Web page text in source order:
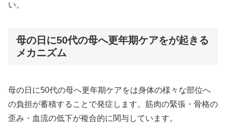
い。
母の日に50代の母へ更年期ケアをが起きる
メカニズム
母の日に50代の母へ更年期ケアをは身体の様々な部位へ
の負担が蓄積することで発症します。筋肉の緊張・骨格の
歪み・血流の低下が複合的に関与しています。